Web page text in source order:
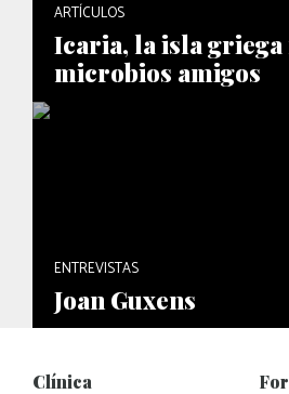
ARTÍCULOS
Icaria, la isla
microbios amigos
ENTREVISTAS
Joan Guxens
Clínica